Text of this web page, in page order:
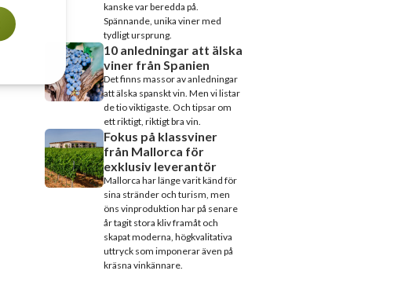
kanske var beredda på.
Spännande, unika viner med
tydligt ursprung.
10 anledningar att älska
viner från Spanien
Det finns massor av anledningar
att älska spanskt vin. Men vi listar
de tio viktigaste. Och tipsar om
ett riktigt, riktigt bra vin.
Fokus på klassviner
från Mallorca för
exklusiv leverantör
Mallorca har länge varit känd för
sina stränder och turism, men
öns vinproduktion har på senare
år tagit stora kliv framåt och
skapat moderna, högkvalitativa
uttryck som imponerar även på
kräsna vinkännare.